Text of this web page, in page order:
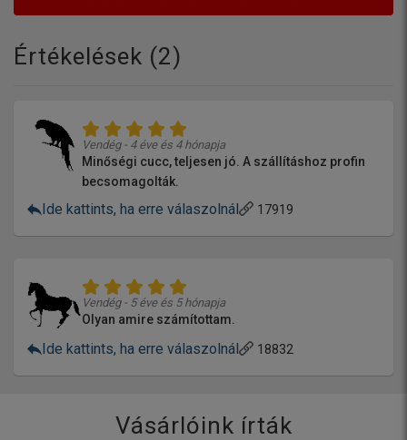
Értékelések (2)
Vendég - 4 éve és 4 hónapja
Minőségi cucc, teljesen jó. A szállításhoz profin
becsomagolták.
Ide kattints, ha erre válaszolnál 17919
Vendég - 5 éve és 5 hónapja
Olyan amire számítottam.
Ide kattints, ha erre válaszolnál 18832
Vásárlóink írták